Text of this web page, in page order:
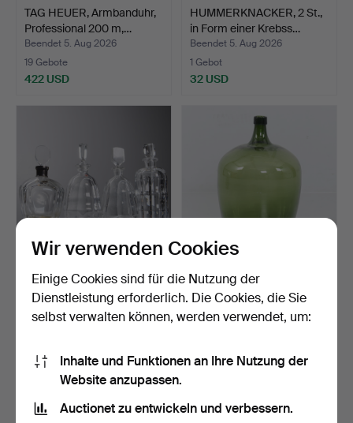
TAG HEUER, Armbanduhr,
Professional 200 m,…
Beendet 5. Aug 2026
19 Gebote
422 USD
HUMMERKNACKER, 2 St.,
in Form einer Krebss…
Beendet 5. Aug 2026
1 Gebot
32 USD
KARAFFEN, mit Stopfen, 4
Stk., unter ander…
Beendet 5. Aug 2026
DAMEJEANNE, Glas, 20.
Jahrhundert.
Beendet 5. Aug 2026
Wir verwenden Cookies
Einige Cookies sind für die Nutzung der
Dienstleistung erforderlich. Die Cookies, die Sie
selbst verwalten können, werden verwendet, um:
Inhalte und Funktionen an Ihre Nutzung der
Website anzupassen.
Auctionet zu entwickeln und verbessern.